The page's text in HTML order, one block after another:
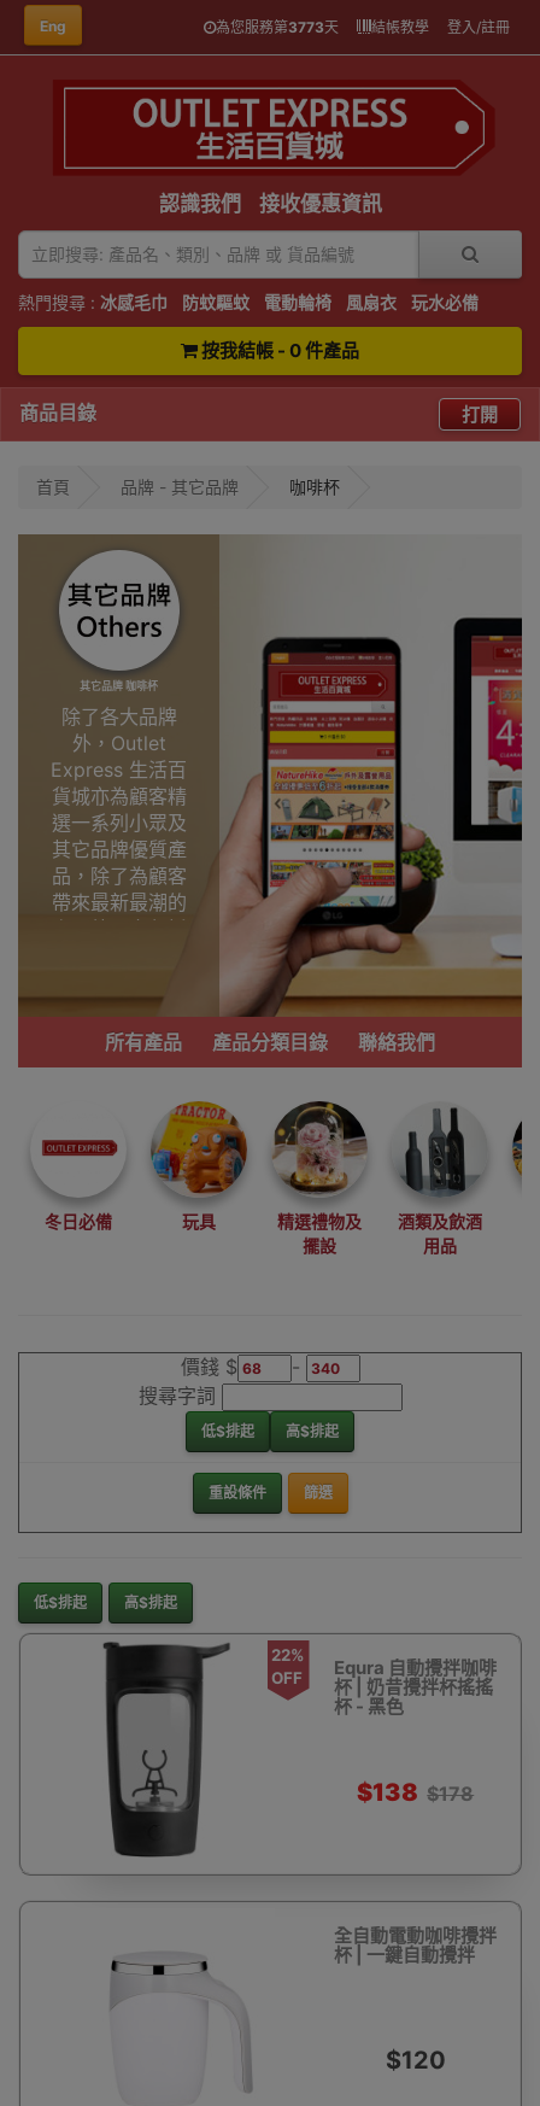
Eng 為您服務第3773天 結帳教學 登入/註冊
認識我們 接收優惠資訊
熱門搜尋 : 冰感毛巾 防蚊驅蚊 電動輪椅 風扇衣 玩水必備
按我結帳 - 0 件產品
商品目錄 打開
首頁 品牌 - 其它品牌 咖啡杯
其它品牌 咖啡杯
除了各大品牌
外，Outlet
Express 生活百
貨城亦為顧客精
選一系列小眾及
其它品牌優質產
品，除了為顧客
帶來最新最潮的
產品外，亦包括
功能齊備的產
品。
我們每月會固定
尋找最更新、最
潮、有特色而且
優惠的優質產
品，從用家的角
度為你帶來你的
最好選擇。
所有產品 產品分類目錄 聯絡我們
冬日必備 玩具
精選禮物及
擺設
酒類及飲酒
用品
價錢 $
-
搜尋字詞
低$排起 高$排起
重設條件 篩選
低$排起 高$排起
22%
OFF
Equra 自動攪拌咖啡
杯 | 奶昔攪拌杯搖搖
杯 - 黑色
$138 $178
全自動電動咖啡攪拌
杯 | 一鍵自動攪拌
$120